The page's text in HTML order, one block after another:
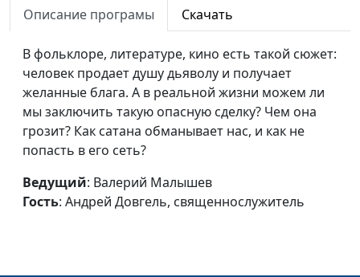
священнослужитель
Почему хорошие люди
страдают?
Валерий Малышев,
священнослужитель
Остановить
разрушение: как
противостоять агрессии
Валерий Малышев,
Андрей Довгель,
Точка кипения:
поговорим об агрессии
Валерий Малышев,
Андрей Довгель,
Описание програмы Скачать
В фольклоре, литературе, кино есть такой сюжет:
человек продает душу дьяволу и получает
желанные блага. А в реальной жизни можем ли
мы заключить такую опасную сделку? Чем она
грозит? Как сатана обманывает нас, и как не
попасть в его сеть?
Ведущий: Валерий Малышев
Гость: Андрей Довгель, священнослужитель